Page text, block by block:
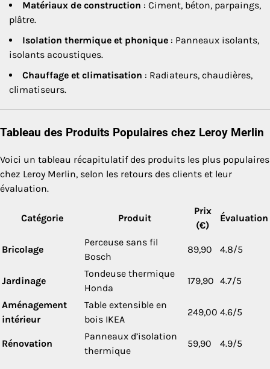
Matériaux de construction : Ciment, béton, parpaings,
plâtre.
Isolation thermique et phonique : Panneaux isolants,
isolants acoustiques.
Chauffage et climatisation : Radiateurs, chaudières,
climatiseurs.
Tableau des Produits Populaires chez Leroy Merlin
Voici un tableau récapitulatif des produits les plus populaires
chez Leroy Merlin, selon les retours des clients et leur
évaluation.
Catégorie Produit
Prix
(€)
Évaluation
Bricolage
Perceuse sans fil
Bosch
89,90 4.8/5
Jardinage
Tondeuse thermique
Honda
179,90 4.7/5
Aménagement
intérieur
Table extensible en
bois IKEA
249,00 4.6/5
Rénovation
Panneaux d’isolation
thermique
59,90 4.9/5